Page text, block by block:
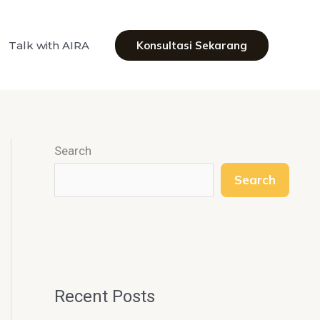
Talk with AIRA Konsultasi Sekarang
Search
Search
Recent Posts